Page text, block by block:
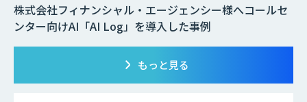
株式会社フィナンシャル・エージェンシー様へコールセ
ンター向けAI「AI Log」を導入した事例
もっと見る